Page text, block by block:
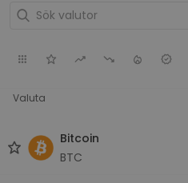
Valuta
Bitcoin
BTC